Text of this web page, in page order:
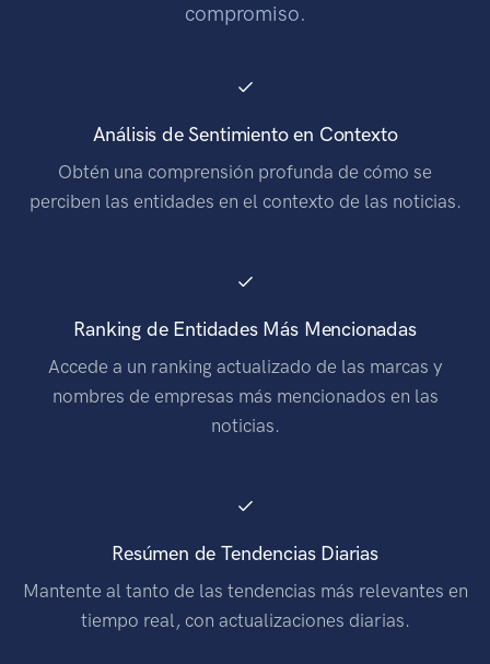
compromiso.
Análisis de Sentimiento en Contexto
Obtén una comprensión profunda de cómo se
perciben las entidades en el contexto de las noticias.
Ranking de Entidades Más Mencionadas
Accede a un ranking actualizado de las marcas y
nombres de empresas más mencionados en las
noticias.
Resúmen de Tendencias Diarias
Mantente al tanto de las tendencias más relevantes en
tiempo real, con actualizaciones diarias.